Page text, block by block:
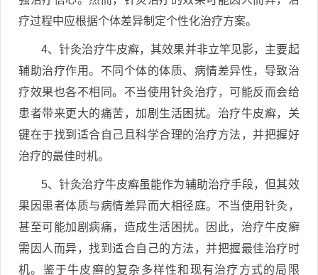
疗过程中应根据个体差异制定个性化治疗方案。
4、针灸治疗牛皮癣，其效果并非立竿见影，主要起
辅助治疗作用。不同个体的体质、病情差异性，导致治
疗效果也各不相同。不当使用针灸治疗，可能反而会给
患者带来更大的痛苦，加剧生活困扰。治疗牛皮癣，关
键在于找到适合自己且科学合理的治疗方法，并把握好
治疗的最佳时机。
5、针灸治疗牛皮癣虽能作为辅助治疗手段，但其效
果因患者体质与病情差异而大相径庭。不当使用针灸，
甚至可能加剧病痛，造成生活困扰。因此，治疗牛皮癣
需因人而异，找到适合自己的方法，并把握最佳治疗时
机。鉴于牛皮癣的复杂多样性和现有治疗方式的局限